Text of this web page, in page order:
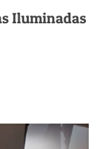
Iluminadas